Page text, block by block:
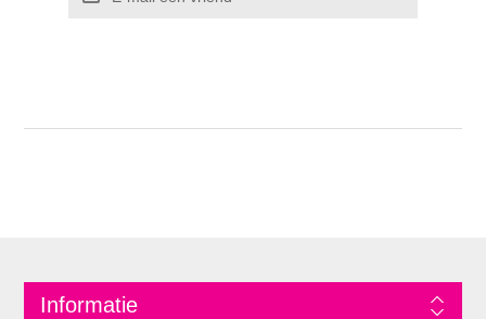
Informatie